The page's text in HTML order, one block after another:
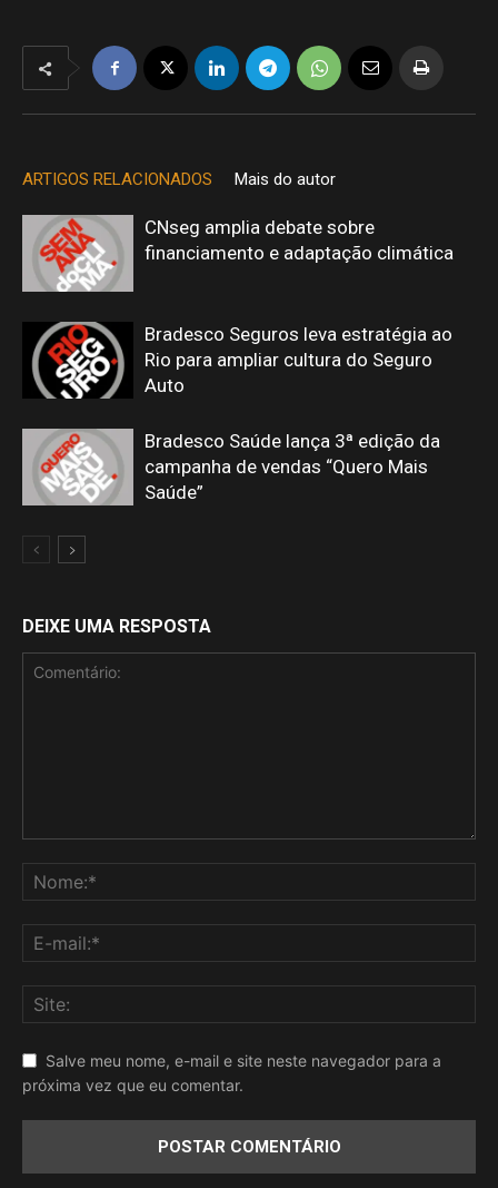
ARTIGOS RELACIONADOS Mais do autor
CNseg amplia debate sobre
financiamento e adaptação climática
Bradesco Seguros leva estratégia ao
Rio para ampliar cultura do Seguro
Auto
Bradesco Saúde lança 3ª edição da
campanha de vendas “Quero Mais
Saúde”
DEIXE UMA RESPOSTA
Salve meu nome, e-mail e site neste navegador para a
próxima vez que eu comentar.